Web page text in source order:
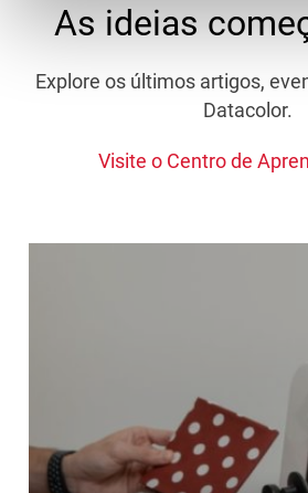
As ideias
Explore os últimos artigos,
Datacolor.
Visite o Centro de